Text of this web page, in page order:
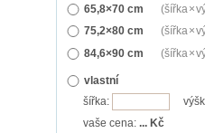
65,8×70 cm
(šířka ×
75,2×80 cm
(šířka ×
84,6×90 cm
(šířka ×
vlastní
šířka:
vaše cena:
Kč